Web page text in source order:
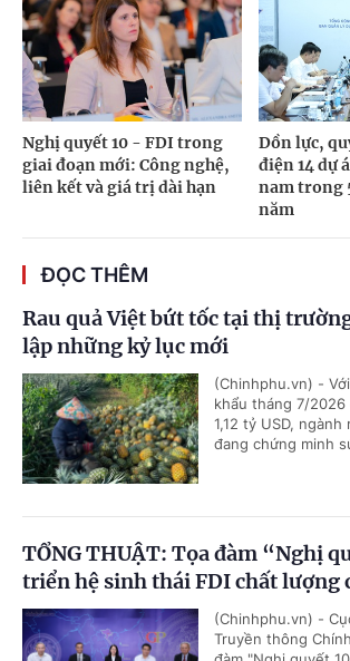
Nghị quyết 10 - FDI trong
giai đoạn mới: Công nghệ,
liên kết và giá trị dài hạn
Dồn lực,
điện 14 dự
nam trong
năm
ĐỌC THÊM
Rau quả Việt bứt tốc tại thị
lập những kỷ lục mới
(Chinhphu.vn) -
khẩu tháng 7/
1,12 tỷ USD,
đang chứng minh
TỔNG THUẬT: Tọa đàm “Nghị
triển hệ sinh thái FDI chất lượng
(Chinhphu.vn) -
Truyền thông